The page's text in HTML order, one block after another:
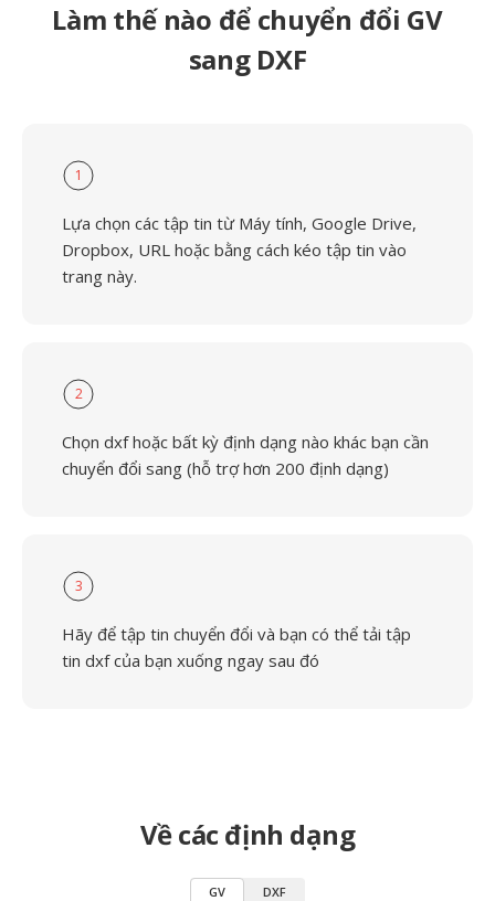
Làm thế nào để chuyển đổi GV
sang DXF
1
Lựa chọn các tập tin từ Máy tính, Google Drive,
Dropbox, URL hoặc bằng cách kéo tập tin vào
trang này.
2
Chọn dxf hoặc bất kỳ định dạng nào khác bạn cần
chuyển đổi sang (hỗ trợ hơn 200 định dạng)
3
Hãy để tập tin chuyển đổi và bạn có thể tải tập
tin dxf của bạn xuống ngay sau đó
Về các định dạng
GV DXF